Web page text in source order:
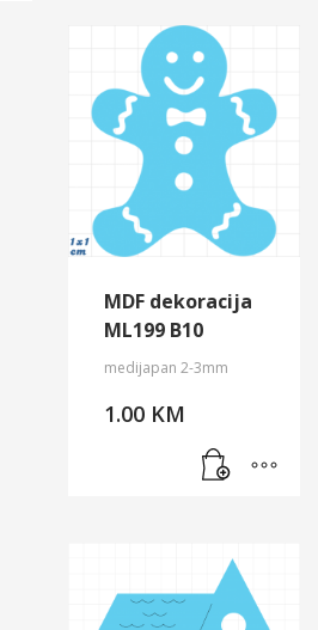
MDF dekoracija
ML199 B10
medijapan 2-3mm
1.00 KM